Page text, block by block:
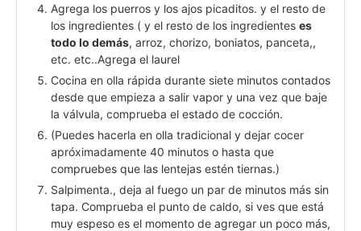
Agrega los puerros y los ajos picaditos. y el resto de
los ingredientes ( y el resto de los ingredientes es
todo lo demás, arroz, chorizo, boniatos, panceta,,
etc. etc..Agrega el laurel
Cocina en olla rápida durante siete minutos contados
desde que empieza a salir vapor y una vez que baje
la válvula, comprueba el estado de cocción.
(Puedes hacerla en olla tradicional y dejar cocer
apróximadamente 40 minutos o hasta que
compruebes que las lentejas estén tiernas.)
Salpimenta., deja al fuego un par de minutos más sin
tapa. Comprueba el punto de caldo, si ves que está
muy espeso es el momento de agregar un poco más,